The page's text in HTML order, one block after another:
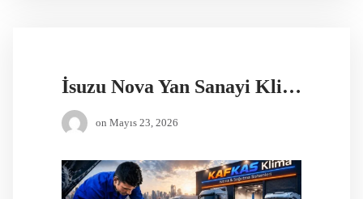
İsuzu Nova Yan Sanayi Klima Kondanseri
on Mayıs 23, 2026